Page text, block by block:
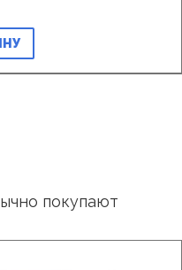
покупают